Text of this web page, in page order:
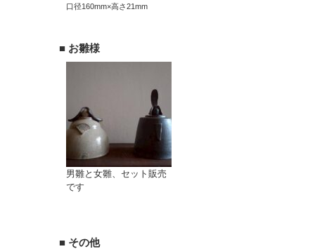
口径160mm×高さ21mm
■ お雛様
男雛と女雛、セット販売
です
■ その他